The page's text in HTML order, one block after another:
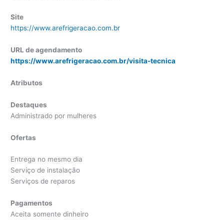
Site
https://www.arefrigeracao.com.br
URL de agendamento
https://www.arefrigeracao.com.br/visita-tecnica
Atributos
Destaques
Administrado por mulheres
Ofertas
Entrega no mesmo dia
Serviço de instalação
Serviços de reparos
Pagamentos
Aceita somente dinheiro